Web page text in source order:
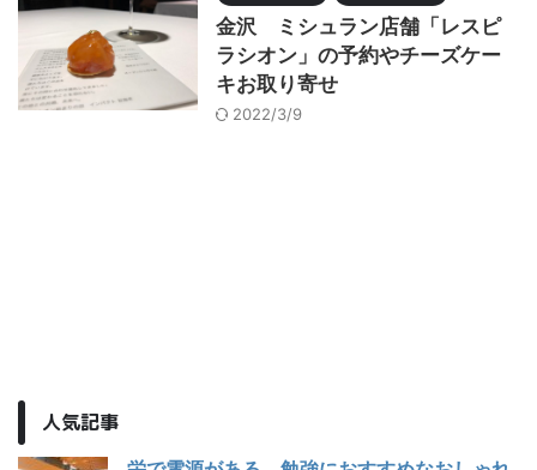
金沢 ミシュラン店舗「レスピ
ラシオン」の予約やチーズケー
キお取り寄せ
2022/3/9
人気記事